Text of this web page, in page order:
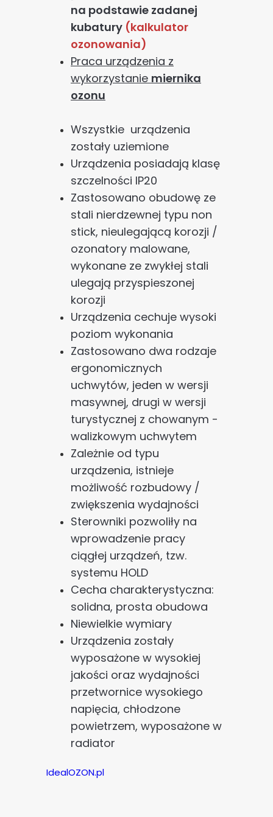
IdealOZON.pl
na podstawie zadanej
kubatury (kalkulator
ozonowania)
Praca urządzenia z
wykorzystanie miernika
ozonu
Wszystkie urządzenia
zostały uziemione
Urządzenia posiadają klasę
szczelności IP20
Zastosowano obudowę ze
stali nierdzewnej typu non
stick, nieulegającą korozji /
ozonatory malowane,
wykonane ze zwykłej stali
ulegają przyspieszonej
korozji
Urządzenia cechuje wysoki
poziom wykonania
Zastosowano dwa rodzaje
ergonomicznych
uchwytów, jeden w wersji
masywnej, drugi w wersji
turystycznej z chowanym -
walizkowym uchwytem
Zależnie od typu
urządzenia, istnieje
możliwość rozbudowy /
zwiększenia wydajności
Sterowniki pozwoliły na
wprowadzenie pracy
ciągłej urządzeń, tzw.
systemu HOLD
Cecha charakterystyczna:
solidna, prosta obudowa
Niewielkie wymiary
Urządzenia zostały
wyposażone w wysokiej
jakości oraz wydajności
przetwornice wysokiego
napięcia, chłodzone
powietrzem, wyposażone w
radiator